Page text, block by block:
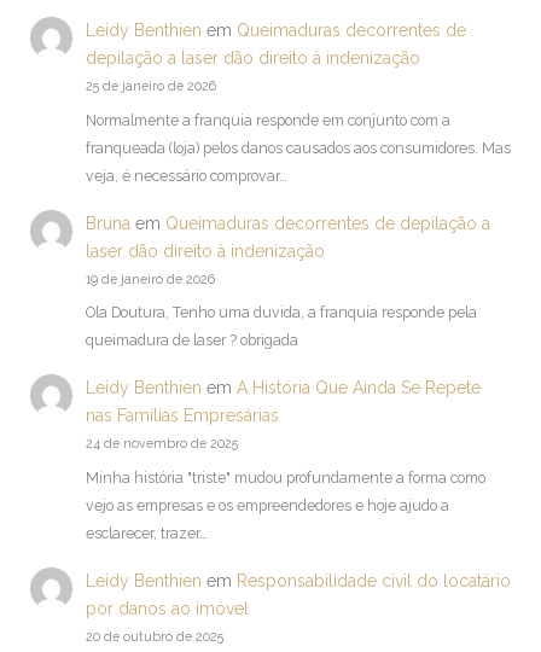
Leidy Benthien em Queimaduras decorrentes de
depilação a laser dão direito à indenização
25 de janeiro de 2026
Normalmente a franquia responde em conjunto com a
franqueada (loja) pelos danos causados aos consumidores. Mas
veja, é necessário comprovar…
Bruna em Queimaduras decorrentes de depilação a
laser dão direito à indenização
19 de janeiro de 2026
Ola Doutura, Tenho uma duvida, a franquia responde pela
queimadura de laser ? obrigada
Leidy Benthien em A História Que Ainda Se Repete
nas Famílias Empresárias
24 de novembro de 2025
Minha história "triste" mudou profundamente a forma como
vejo as empresas e os empreendedores e hoje ajudo a
esclarecer, trazer…
Leidy Benthien em Responsabilidade civil do locatário
por danos ao imóvel
20 de outubro de 2025